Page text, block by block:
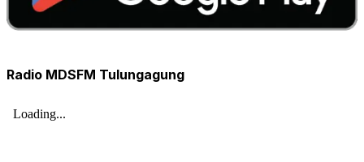
Radio MDSFM Tulungagung